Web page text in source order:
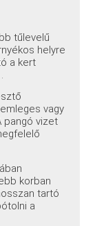
tűlevelű
helyre
a kert
.
vagy
pangó vizet
korban
tartó
a